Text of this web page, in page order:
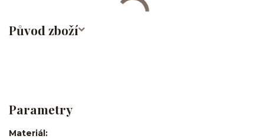
Původ zboží
Parametry
Materiál